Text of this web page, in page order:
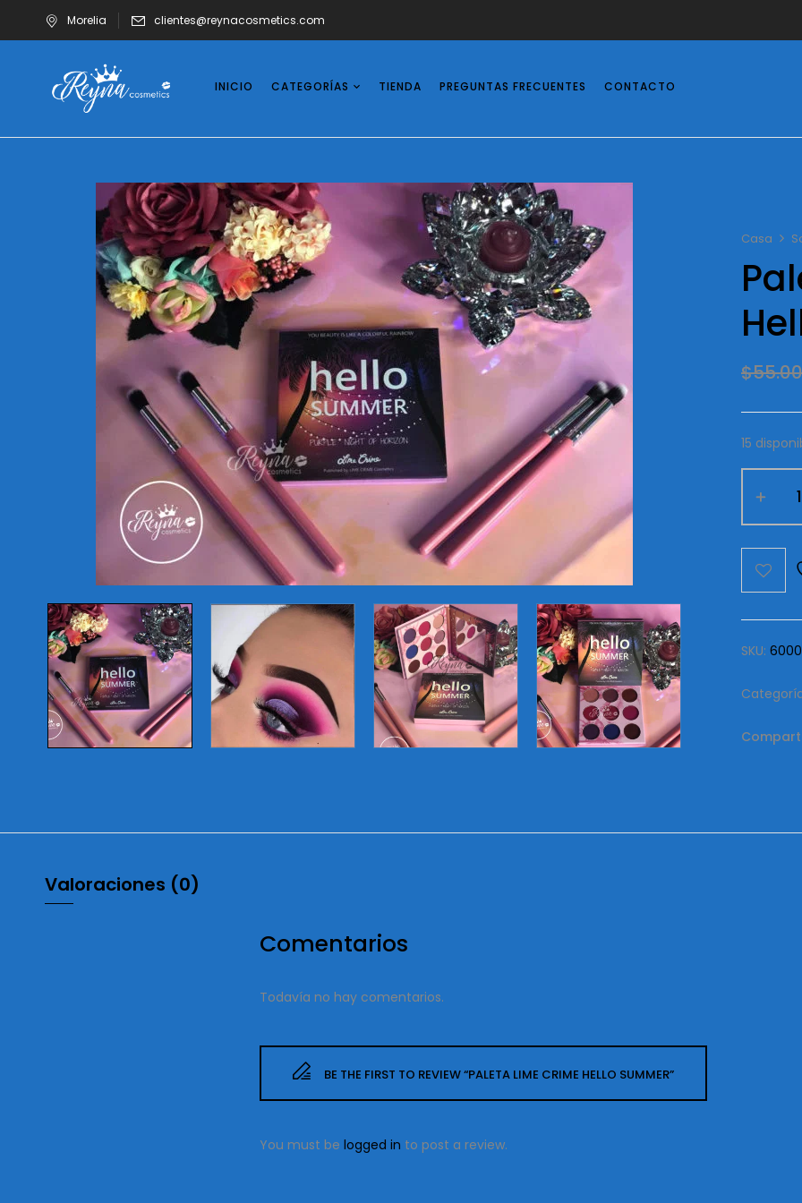
Morelia clientes@reynacosmetics.com
INICIO CATEGORÍAS TIENDA PREGUNTAS FRECUENTES CONTACTO
Casa
$
15
Lime
Crime
Summer
SKU:
Valoraciones (0)
Comentarios
Todavía no hay comentarios.
BE THE FIRST TO REVIEW “PALETA LIME CRIME HELLO SUMMER”
You must be logged in to post a review.